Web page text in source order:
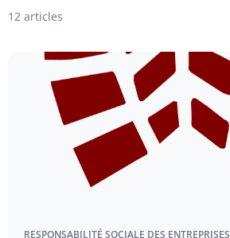
12 articles
RESPONSABILITÉ SOCIALE DES ENTREPRISES